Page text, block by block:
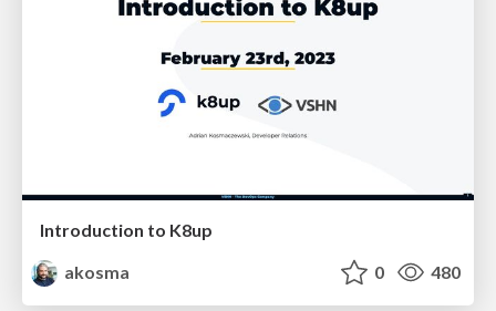
Introduction to K8up
akosma
0 480